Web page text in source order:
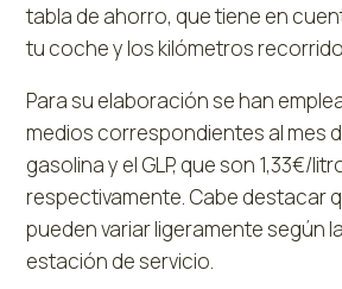
tabla de ahorro, que tiene en
tu coche y los kilómetros
Para su elaboración se han
medios correspondientes al mes
gasolina y el GLP, que son 1,33€/
respectivamente. Cabe destacar
pueden variar ligeramente según
estación de servicio.